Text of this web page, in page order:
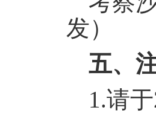
发）
五、
1.请于